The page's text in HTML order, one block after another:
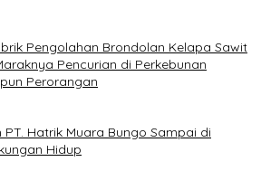
Pengolahan Brondolan Kelapa Sawit
Pencurian di Perkebunan
Perorangan
Hatrik Muara Bungo Sampai di
Hidup